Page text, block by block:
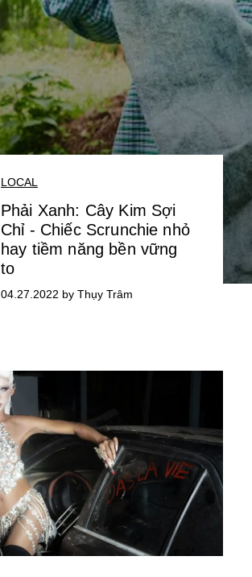
LOCAL
Phải Xanh: Cây Kim Sợi
Chỉ - Chiếc Scrunchie nhỏ
hay tiềm năng bền vững
to
04.27.2022 by Thụy Trâm